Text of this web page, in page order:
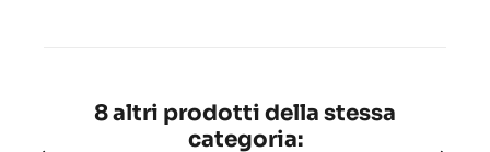
8 altri prodotti della stessa
categoria: